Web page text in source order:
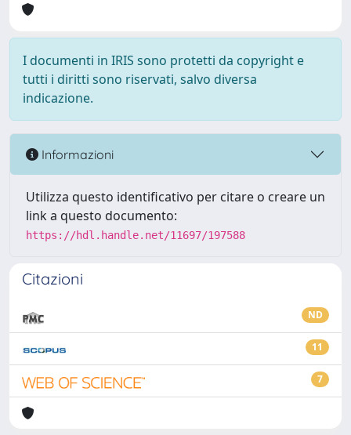
I documenti in IRIS sono protetti da copyright e
tutti i diritti sono riservati, salvo diversa
indicazione.
Informazioni
Utilizza questo identificativo per citare o creare un
link a questo documento:
https://hdl.handle.net/11697/197588
Citazioni
ND
11
7